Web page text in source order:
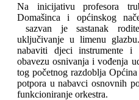
Na inicijativu profesora
Domašinca i općinskog
sazvan je sastanak
uključivanje u limenu
nabaviti djeci instrumente
obavezu osnivanja i vođenja
tog početnog razdoblja
potpora u nabavci osnovnih
funkcioniranje orkestra.